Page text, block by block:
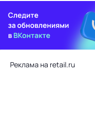
Реклама на retail.ru